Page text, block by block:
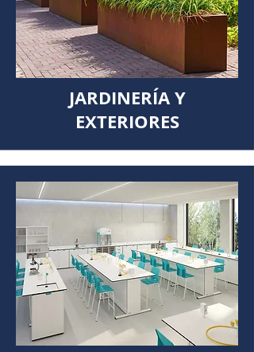
JARDINERÍA Y
EXTERIORES